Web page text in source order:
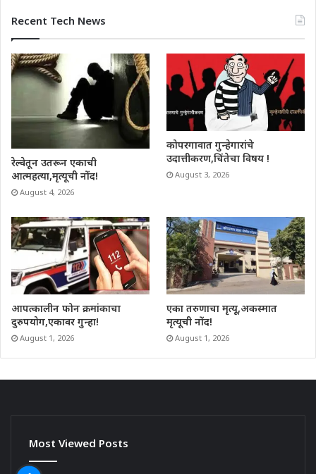
Recent Tech News
रेल्वेतून उतरून एकाची
आत्महत्या,मृत्यूची नोंद!
August 4, 2026
कोपरगावात गुन्हेगारांचे
उदात्तीकरण,चिंतेचा विषय !
August 3, 2026
आपत्कालीन फोन क्रमांकाचा
दुरुपयोग,एकावर गुन्हा!
August 1, 2026
एका तरुणाचा मृत्यू,अकस्मात
मृत्यूची नोंद!
August 1, 2026
Most Viewed Posts